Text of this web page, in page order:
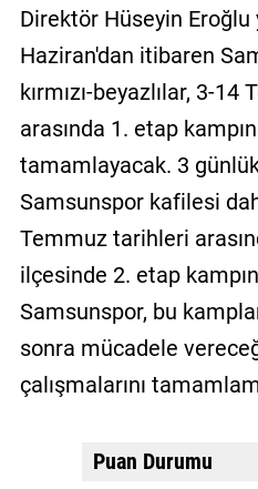
Direktör Hüseyin
Haziran'dan itibaren
kırmızı-beyazlılar, 3-
arasında 1. etap
tamamlayacak. 3
Samsunspor kafilesi
Temmuz tarihleri
ilçesinde 2. etap
Samsunspor, bu
sonra mücadele
çalışmalarını
Puan Durumu